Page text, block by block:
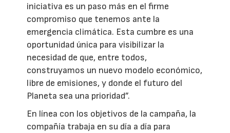
iniciativa es un paso más en el firme
compromiso que tenemos ante la
emergencia climática. Esta cumbre es una
oportunidad única para visibilizar la
necesidad de que, entre todos,
construyamos un nuevo modelo económico,
libre de emisiones, y donde el futuro del
Planeta sea una prioridad”.
En línea con los objetivos de la campaña, la
compañía trabaja en su día a día para